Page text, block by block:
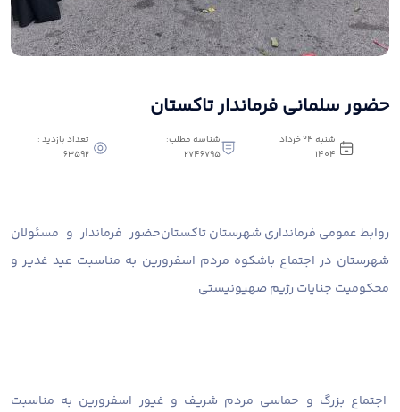
حضور سلمانی فرماندار تاکستان
شنبه 24 خرداد
1404
شناسه مطلب:
2746795
تعداد بازدید :
63592
روابط عمومی فرمانداری شهرستان تاکستانحضور فرماندار و مسئولان
شهرستان در اجتماع باشکوه مردم اسفرورین به مناسبت عید غدیر و
محکومیت جنایات رژیم صهیونیستی
اجتماع بزرگ و حماسی مردم شریف و غیور اسفرورین به مناسبت